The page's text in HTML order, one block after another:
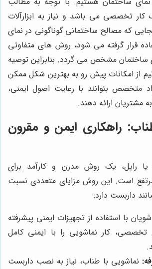
کار تخصصی می باشد و نیاز به ابزارآلات
که مصالح ساختمانی گوناگونی در نمای
قرار گرفته می شود، روش های متفاوتی
مشخص می گردد. بنابراین توصیه
از امکانات پیش رو به بهترین شکل ممکن
متخصص بتوانند با رعایت اصول ایمنی،
مشتریان ارائه دهند.
راهکاری ایمن و مقرون
یا راپل، یک روش مدرن و کارآمد برای
است. این روش مزایای متعددی نسبت
داربست دارد:
با استفاده از تجهیزات ایمنی پیشرفته
کار نماشویی را با ایمنی کامل
نماشویی با طناب، نیاز به نصب داربست